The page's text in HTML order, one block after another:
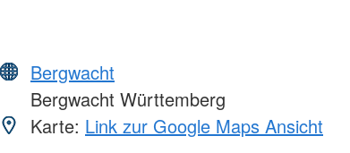
Bergwacht
Bergwacht Württemberg
Karte: Link zur Google Maps Ansicht